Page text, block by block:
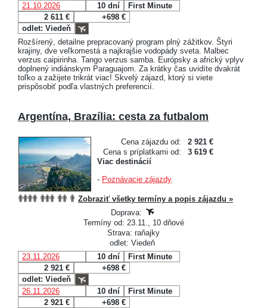
21.10.2026
10 dní
First Minute
2 611 €
+698 €
odlet: Viedeň
Rozšírený, detailne prepracovaný program plný zážitkov. Štyri
krajiny, dve veľkomestá a najkrajšie vodopády sveta. Malbec
verzus caipirinha. Tango verzus samba. Európsky a africký vplyv
doplnený indiánskym Paraguajom. Za krátky čas uvidíte dvakrát
toľko a zažijete trikrát viac! Skvelý zájazd, ktorý si viete
prispôsobiť podľa vlastných preferencií.
Argentína, Brazília: cesta za futbalom
Cena zájazdu od:
2 921 €
Cena s príplatkami od:
3 619 €
Viac destinácií
- Poznávacie zájazdy
Zobraziť všetky termíny a popis zájazdu »
Doprava:
Termíny od: 23.11., 10 dňové
Strava: raňajky
odlet: Viedeň
23.11.2026
10 dní
First Minute
2 921 €
+698 €
odlet: Viedeň
26.11.2026
10 dní
First Minute
2 921 €
+698 €